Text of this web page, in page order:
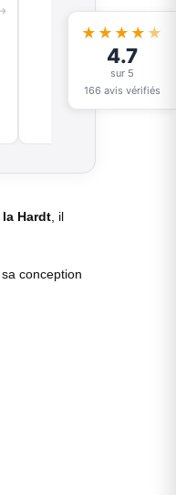
la Hardt, il
conception
★★★★ ★
4.7
sur 5
166 avis vérifiés